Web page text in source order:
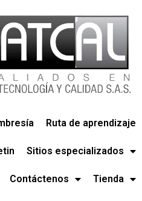
Ruta de aprendizaje
Sitios especializados
Contáctenos Tienda